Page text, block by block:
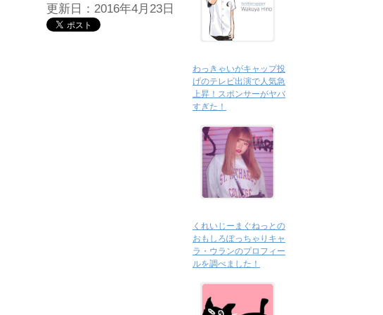
更新日：2016年4月23日
わっきゃいがキャップ投
げのテレビ出演で人気急
上昇！スポンサーがヤバ
すぎた！
くれいじーまぐねっとの
おもしろぽっちゃりキャ
ラ・ウランのプロフィー
ルを調べました！